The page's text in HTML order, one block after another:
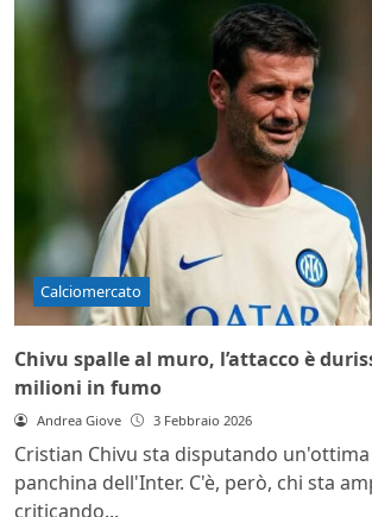
Calciomercato
Chivu spalle al muro, l’attacco è
milioni in fumo
Andrea Giove 3 Febbraio 2026
Cristian Chivu sta disputando
panchina dell'Inter. C'è, però, chi sta
criticando...